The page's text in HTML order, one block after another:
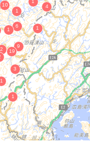
朱彫筒１筒 並 添
図裏書
数書
図
帳
附 名寄帳･石寄帳･